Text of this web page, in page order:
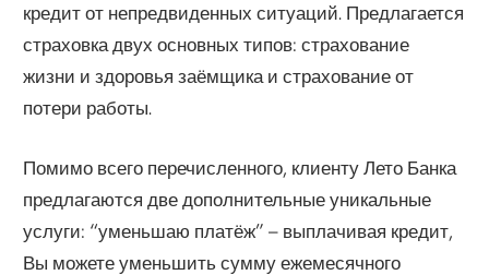
кредит от непредвиденных ситуаций. Предлагается
страховка двух основных типов: страхование
жизни и здоровья заёмщика и страхование от
потери работы.
Помимо всего перечисленного, клиенту Лето Банка
предлагаются две дополнительные уникальные
услуги: “уменьшаю платёж” – выплачивая кредит,
Вы можете уменьшить сумму ежемесячного